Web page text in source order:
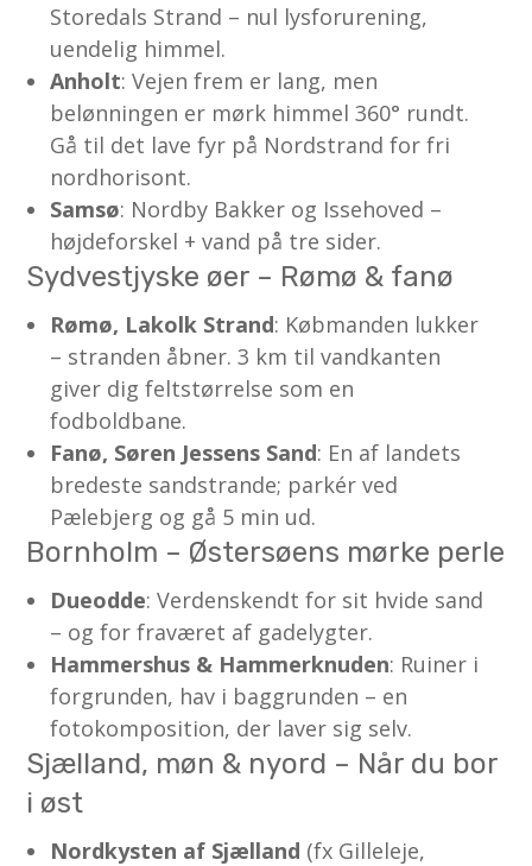
Storedals Strand – nul lysforurening,
uendelig himmel.
Anholt: Vejen frem er lang, men
belønningen er mørk himmel 360° rundt.
Gå til det lave fyr på Nordstrand for fri
nordhorisont.
Samsø: Nordby Bakker og Issehoved –
højdeforskel + vand på tre sider.
Sydvestjyske øer – Rømø & fanø
Rømø, Lakolk Strand: Købmanden lukker
– stranden åbner. 3 km til vandkanten
giver dig feltstørrelse som en
fodboldbane.
Fanø, Søren Jessens Sand: En af landets
bredeste sandstrande; parkér ved
Pælebjerg og gå 5 min ud.
Bornholm – Østersøens mørke perle
Dueodde: Verdenskendt for sit hvide sand
– og for fraværet af gadelygter.
Hammershus & Hammerknuden: Ruiner i
forgrunden, hav i baggrunden – en
fotokomposition, der laver sig selv.
Sjælland, møn & nyord – Når du bor
i øst
Nordkysten af Sjælland (fx Gilleleje,